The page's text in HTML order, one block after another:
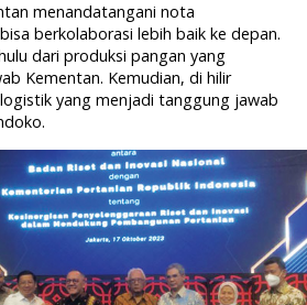
menandatangani nota
berkolaborasi lebih baik ke depan.
dari produksi pangan yang
Kementan. Kemudian, di hilir
yang menjadi tanggung jawab